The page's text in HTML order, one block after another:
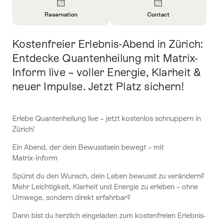
informations
sur
Reservation
informations
sur
Contact
Contact
Introduction
Kostenfreier Erlebnis-Abend in Zürich:
Entdecke Quantenheilung mit Matrix-
Inform live – voller Energie, Klarheit &
neuer Impulse. Jetzt Platz sichern!
Erlebe Quantenheilung live – jetzt kostenlos schnuppern in
Zürich!
Ein Abend, der dein Bewusstsein bewegt – mit
Matrix‑Inform
Spürst du den Wunsch, dein Leben bewusst zu verändern?
Mehr Leichtigkeit, Klarheit und Energie zu erleben – ohne
Umwege, sondern direkt erfahrbar?
Dann bist du herzlich eingeladen zum kostenfreien Erlebnis-